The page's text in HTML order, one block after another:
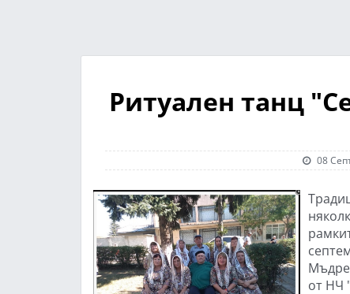
Ритуален танц
08
от НЧ